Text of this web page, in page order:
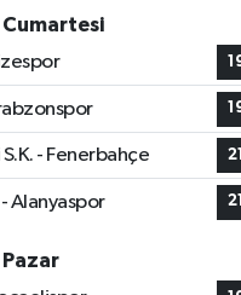
- Fenerbahçe
Alanyaspor